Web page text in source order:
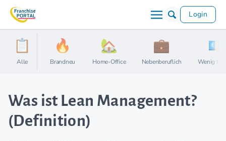
Login
Alle Brandneu Home-Office Nebenberuflich Wenig
Was ist Lean Management?
(Definition)